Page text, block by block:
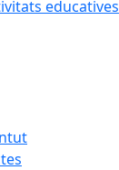
educatives